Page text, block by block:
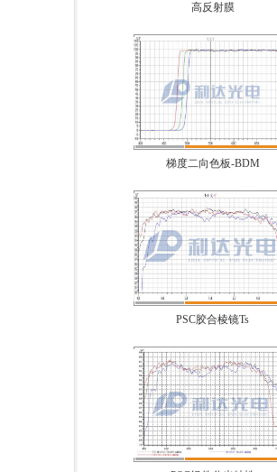
高反射膜
梯度二向色板-BDM
PSC胶合棱镜Ts